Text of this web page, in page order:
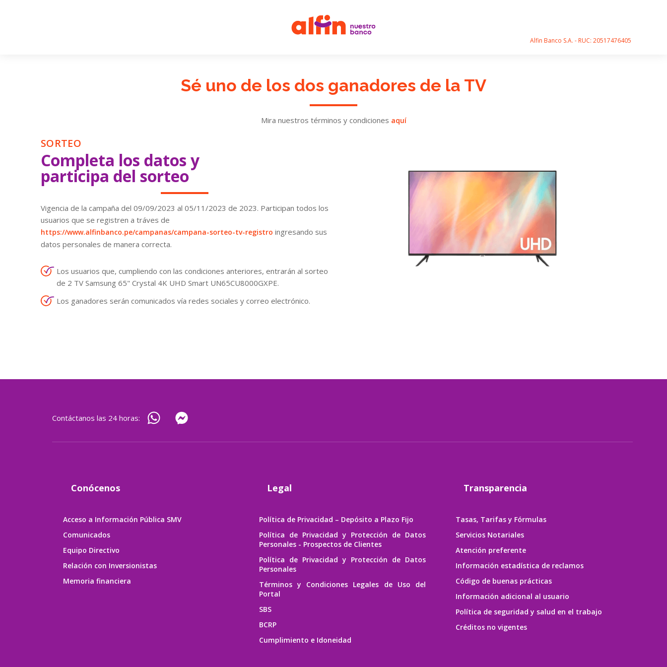
Alfin Banco S.A. - RUC: 20517476405
Sé uno de los dos ganadores de la TV
Mira nuestros términos y condiciones aquí
SORTEO
Completa los datos y
participa del sorteo
Vigencia de la campaña del 09/09/2023 al 05/11/2023 de 2023. Participan todos los
usuarios que se registren a tráves de
https://www.alfinbanco.pe/campanas/campana-sorteo-tv-registro ingresando sus
datos personales de manera correcta.
Los usuarios que, cumpliendo con las condiciones anteriores, entrarán al sorteo
de 2 TV Samsung 65" Crystal 4K UHD Smart UN65CU8000GXPE.
Los ganadores serán comunicados vía redes sociales y correo electrónico.
Contáctanos las 24 horas:
Conócenos
Acceso a Información Pública SMV
Comunicados
Equipo Directivo
Relación con Inversionistas
Memoria financiera
Legal
Política de Privacidad – Depósito a Plazo Fijo
Política de Privacidad y Protección de Datos
Personales - Prospectos de Clientes
Política de Privacidad y Protección de Datos
Personales
Términos y Condiciones Legales de Uso del
Portal
SBS
BCRP
Cumplimiento e Idoneidad
Transparencia
Tasas, Tarifas y Fórmulas
Servicios Notariales
Atención preferente
Información estadística de reclamos
Código de buenas prácticas
Información adicional al usuario
Política de seguridad y salud en el trabajo
Créditos no vigentes